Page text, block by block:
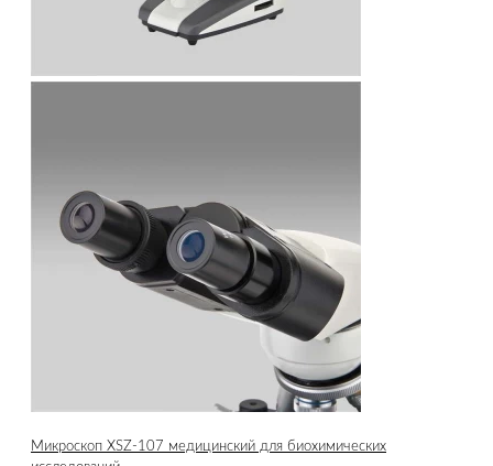
Микроскоп XSZ-107 медицинский для биохимических